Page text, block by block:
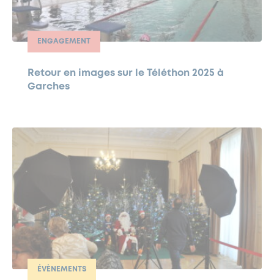
ENGAGEMENT
Retour en images sur le Téléthon 2025 à
Garches
ÉVÈNEMENTS